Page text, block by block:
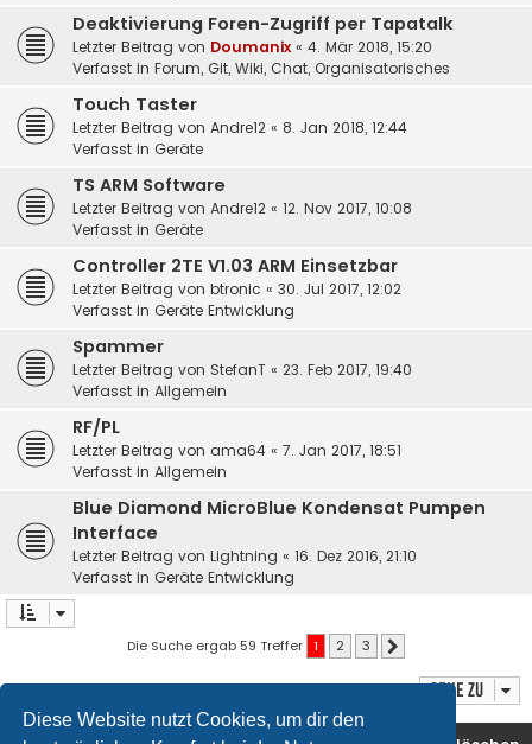
Diese Website nutzt Cookies, um dir den
Deaktivierung Foren-Zugriff per Tapatalk
Letzter Beitrag von Doumanix « 4. Mär 2018, 15:20
Verfasst in Forum, Git, Wiki, Chat, Organisatorisches
Touch Taster
Letzter Beitrag von Andre12 « 8. Jan 2018, 12:44
Verfasst in Geräte
TS ARM Software
Letzter Beitrag von Andre12 « 12. Nov 2017, 10:08
Verfasst in Geräte
Controller 2TE V1.03 ARM Einsetzbar
Letzter Beitrag von btronic « 30. Jul 2017, 12:02
Verfasst in Geräte Entwicklung
Spammer
Letzter Beitrag von StefanT « 23. Feb 2017, 19:40
Verfasst in Allgemein
RF/PL
Letzter Beitrag von ama64 « 7. Jan 2017, 18:51
Verfasst in Allgemein
Blue Diamond MicroBlue Kondensat Pumpen
Interface
Letzter Beitrag von Lightning « 16. Dez 2016, 21:10
Verfasst in Geräte Entwicklung
Die Suche ergab 59 Treffer 1 2 3
Gehe zu